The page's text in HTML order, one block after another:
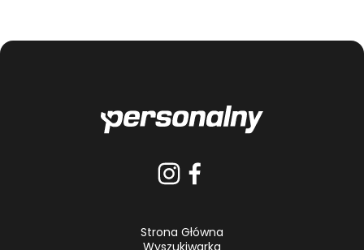
Strona Główna
Wyszukiwarka